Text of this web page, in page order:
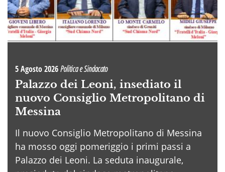
5 Agosto 2026Politica e Sindacato
Palazzo dei Leoni, insediato il
nuovo Consiglio Metropolitano di
Messina
Il nuovo Consiglio Metropolitano di Messina
ha mosso oggi pomeriggio i primi passi a
Palazzo dei Leoni. La seduta inaugurale,